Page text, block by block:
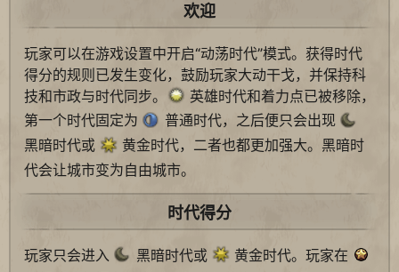
欢迎
玩家可以在游戏设置中开启“动荡时代”模式。获得时代
得分的规则已发生变化，鼓励玩家大动干戈，并保持科
技和市政与时代同步。
英雄时代和着力点已被移除，
第一个时代固定为
普通时代，之后便只会出现
黑暗时代或
黄金时代，二者也都更加强大。黑暗时
代会让城市变为自由城市。
时代得分
玩家只会进入 黑暗时代或
黄金时代。玩家在